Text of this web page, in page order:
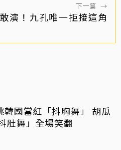
下一篇 →
演！九孔唯一拒接這角
韓國當紅「抖胸舞」 胡瓜
肚舞」全場笑翻